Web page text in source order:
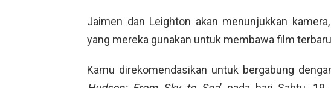
Jaimen dan Leighton akan menunjukkan
yang mereka gunakan untuk membawa film
Kamu direkomendasikan untuk bergabung